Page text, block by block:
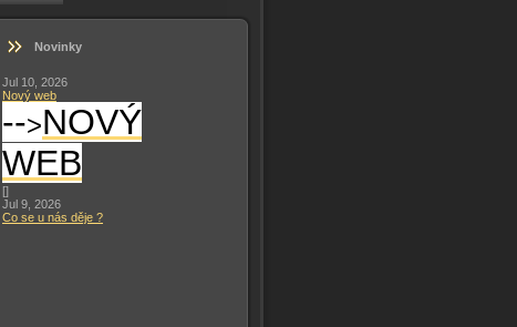
Novinky
Jul 10, 2026
Nový web
-->NOVÝ
WEB
[]
Jul 9, 2026
Co se u nás děje ?